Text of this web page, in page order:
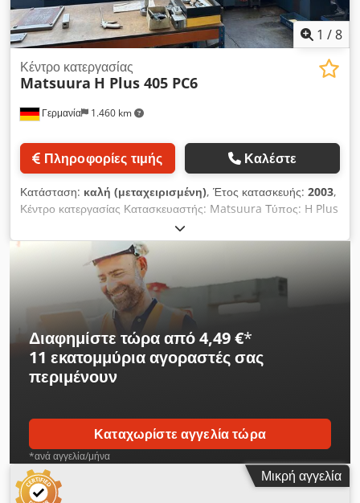
1 /8
Γερμανία 1.460 km
Κέντρο κατεργασίας
Matsuura H Plus 405 PC6
Πληροφορίες τιμής Καλέστε
Κατάσταση: καλή (μεταχειρισμένη), Έτος κατασκευής: 2003,
Κέντρο κατεργασίας Κατασκευαστής: Matsuura Τύπος: H Plus
405 PC6 Cjdpfxeltlx Ns Anmsha Έτος κατασκευής: 2003
Σύστημα CNC: Fanuc G-Tech 16i Διαδρομές κίνησης: X/Y/Z:
600 x 600 x 600 mm Διαστάσεις τραπεζιού: 500 x 500 mm
Αυτόματος αλλακτής παλετών 6 θέσεων Αποθήκη εργαλείων:
120 θέσεων 4ος άξονας Σύστημα υψηλής πίεσης της Knoll
Εσωτερική ψύξη 70 bar 3826
Διαφημίστε τώρα από 4,49 €*
11 εκατομμύρια αγοραστέςσας
περιμένουν
Καταχωρίστε αγγελία τώρα
*ανά αγγελία/μήνα
Μικρή αγγελία